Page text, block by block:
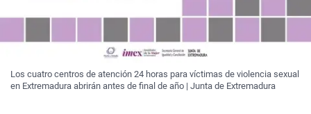
Los cuatro centros de atención 24 horas para víctimas de violencia sexual
en Extremadura abrirán antes de final de año | Junta de Extremadura